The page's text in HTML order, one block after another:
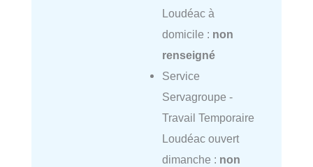
Loudéac à
domicile : non
renseigné
Service
Servagroupe -
Travail Temporaire
Loudéac ouvert
dimanche : non